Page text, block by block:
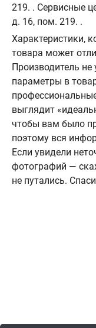
219. . Сервисные
д. 16, пом. 219. .
Характеристики,
товара может
Производитель не
параметры в
выглядит
чтобы вам было
поэтому вся
Если увидели
фотографий —
не путались.